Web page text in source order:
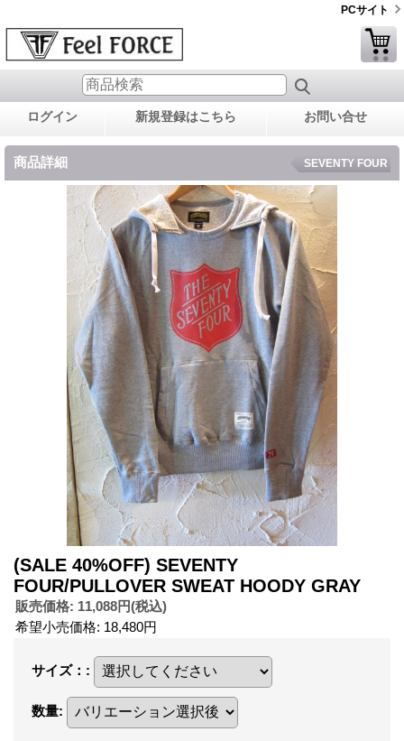
PCサイト
ログイン 新規登録はこちら お問い合せ
商品詳細 SEVENTY FOUR
(SALE 40%OFF) SEVENTY
FOUR/PULLOVER SWEAT HOODY GRAY
販売価格: 11,088円(税込)
希望小売価格: 18,480円
サイズ： :
数量: